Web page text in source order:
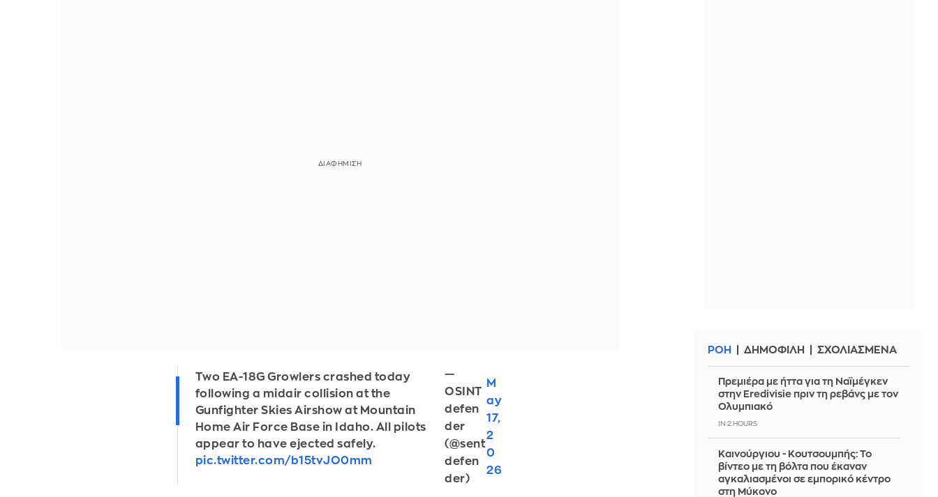
Two EA-18G Growlers crashed today
following a midair collision at the
Gunfighter Skies Airshow at Mountain
Home Air Force Base in Idaho. All pilots
appear to have ejected safely.
pic.twitter.com/b15tvJO0mm
—
OSINT
defen
der
(@sent
defen
der)
M
ay
17,
2
0
26
ΡΟΗ ΔΗΜΟΦΙΛΗ ΣΧΟΛΙΑΣΜΕΝΑ
Πρεμιέρα με ήττα για τη Ναϊμέγκεν
στην Eredivisie πριν τη ρεβάνς με τον
Ολυμπιακό
IN 2 HOURS
Καινούργιου - Κουτσουμπής: Το
βίντεο με τη βόλτα που έκαναν
αγκαλιασμένοι σε εμπορικό κέντρο
στη Μύκονο